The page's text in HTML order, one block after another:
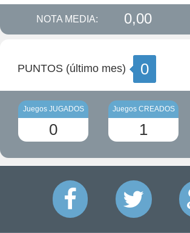
NOTA MEDIA: 0,00
PUNTOS (último mes) 0
Juegos JUGADOS
0
Juegos CREADOS
1